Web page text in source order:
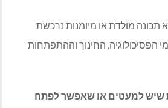
מולדת או מיומנות נרכשת
הפסיכולוגיה, החינוך וההתפתחות
שיש למעטים או שאפשר לפתח